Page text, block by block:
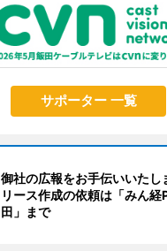
サポーター 一覧
御社の広報をお手伝いいたし
リース作成の依頼は「みん経
田」まで